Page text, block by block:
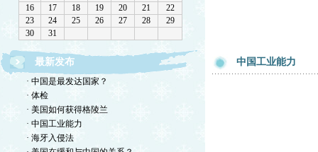
最新发布
· 中国是最发达国家？
· 体检
· 美国如何获得格陵兰
· 中国工业能力
· 海牙入侵法
中国工业能力